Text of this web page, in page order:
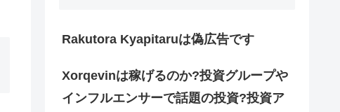
Rakutora Kyapitaruは偽広告です
Xorqevinは稼げるのか?投資グループや
インフルエンサーで話題の投資?投資ア